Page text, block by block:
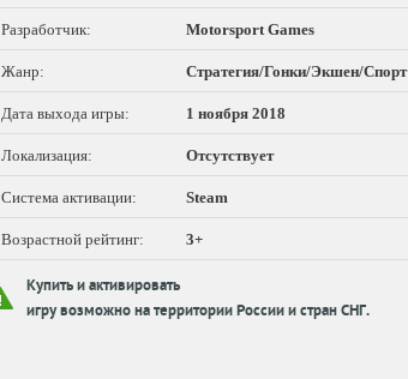
Разработчик: Motorsport Games
Жанр: Стратегия/Гонки/Экшен/Спорт
Дата выхода игры: 1 ноября 2018
Локализация: Отсутствует
Система активации: Steam
Возрастной рейтинг: 3+
Купить и активировать
игру возможно на территории России и стран СНГ.